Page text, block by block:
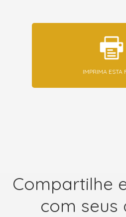
IMPRIMA ESTA
Compartilhe
com seus